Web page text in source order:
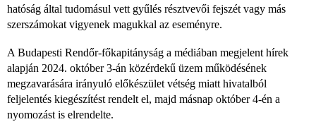
hatóság által tudomásul vett gyűlés résztvevői fejszét vagy más
szerszámokat vigyenek magukkal az eseményre.
A Budapesti Rendőr-főkapitányság a médiában megjelent hírek
alapján 2024. október 3-án közérdekű üzem működésének
megzavarására irányuló előkészület vétség miatt hivatalból
feljelentés kiegészítést rendelt el, majd másnap október 4-én a
nyomozást is elrendelte.